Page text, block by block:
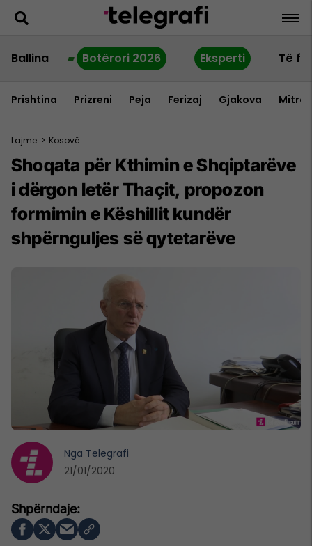
Ballina Botërori 2026 Eksperti Të
Prishtina Prizreni Peja Ferizaj Gjakova
Lajme > Kosovë
Shoqata për Kthimin e Shqiptarëve
i dërgon letër Thaçit, propozon
formimin e Këshillit kundër
shpërnguljes së qytetarëve
Nga Telegrafi
21/01/2020